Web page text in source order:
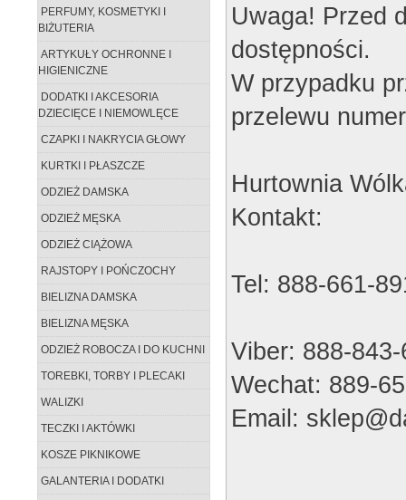
PERFUMY, KOSMETYKI I
BIŻUTERIA
ARTYKUŁY OCHRONNE I
HIGIENICZNE
DODATKI I AKCESORIA
DZIECIĘCE I NIEMOWLĘCE
CZAPKI I NAKRYCIA GŁOWY
KURTKI I PŁASZCZE
ODZIEŻ DAMSKA
ODZIEŻ MĘSKA
ODZIEŻ CIĄŻOWA
RAJSTOPY I POŃCZOCHY
BIELIZNA DAMSKA
BIELIZNA MĘSKA
ODZIEŻ ROBOCZA I DO KUCHNI
TOREBKI, TORBY I PLECAKI
WALIZKI
TECZKI I AKTÓWKI
KOSZE PIKNIKOWE
GALANTERIA I DODATKI
Uwaga! Przed
dostępności.
W przypadku
przelewu
Hurtownia
Kontakt:
Tel: 888-661-
Viber: 888-
Wechat: 889-
Email: